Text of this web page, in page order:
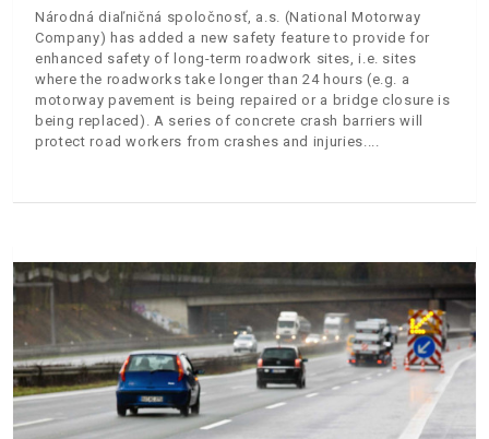
Národná diaľničná spoločnosť, a.s. (National Motorway
Company) has added a new safety feature to provide for
enhanced safety of long-term roadwork sites, i.e. sites
where the roadworks take longer than 24 hours (e.g. a
motorway pavement is being repaired or a bridge closure is
being replaced). A series of concrete crash barriers will
protect road workers from crashes and injuries.